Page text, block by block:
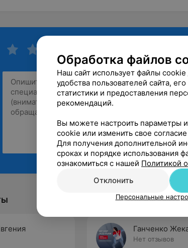
Ганченко
Нет отзывов
Обработка файлов
Наш сайт использует файлы
удобства пользователей сайта,
статистики и предоставления
рекомендаций.
Вы можете настроить параметры
cookie или изменить свое
Для получения дополнительной
сроках и порядке использования
ознакомиться с нашей Политикой
Отклонить
Персональные